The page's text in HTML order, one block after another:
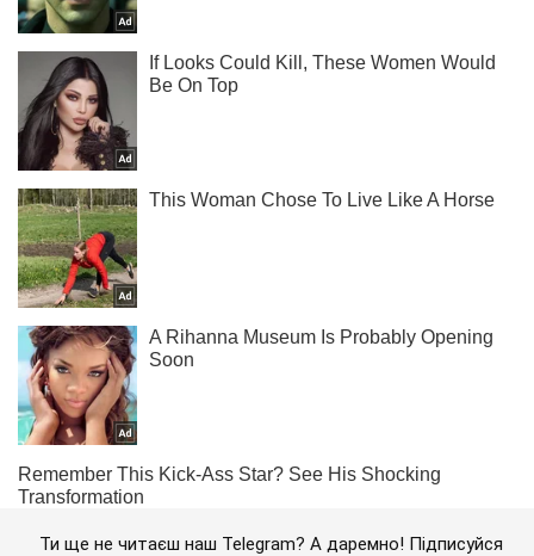
Ти ще не читаєш наш Telegram? А даремно! Підписуйся